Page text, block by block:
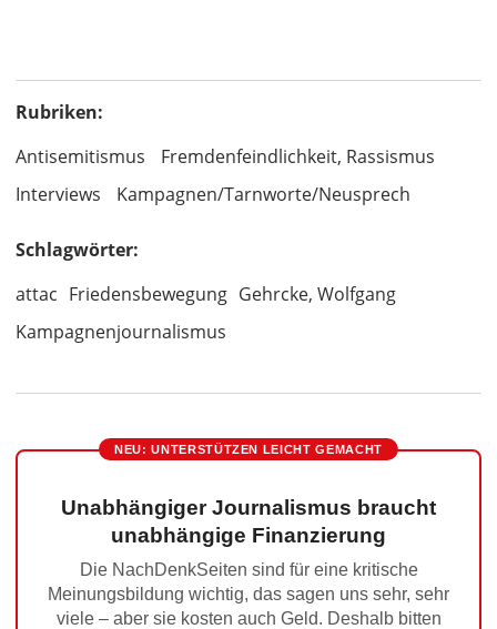
Rubriken:
Antisemitismus
Fremdenfeindlichkeit, Rassismus
Interviews
Kampagnen/Tarnworte/Neusprech
Schlagwörter:
attac Friedensbewegung Gehrcke, Wolfgang
Kampagnenjournalismus
NEU: UNTERSTÜTZEN LEICHT GEMACHT
Unabhängiger Journalismus braucht
unabhängige Finanzierung
Die NachDenkSeiten sind für eine kritische
Meinungsbildung wichtig, das sagen uns sehr, sehr
viele – aber sie kosten auch Geld. Deshalb bitten